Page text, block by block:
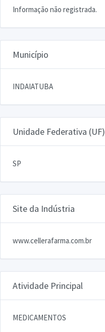
Informação não registrada.
Município
INDAIATUBA
Unidade Federativa (UF)
SP
Site da Indústria
www.cellerafarma.com.br
Atividade Principal
MEDICAMENTOS